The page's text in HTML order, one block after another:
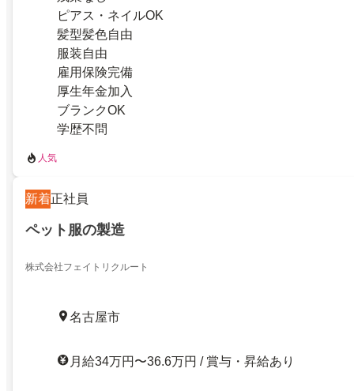
ピアス・ネイルOK
髪型髪色自由
服装自由
雇用保険完備
厚生年金加入
ブランクOK
学歴不問
人気
新着正社員
ペット服の製造
株式会社フェイトリクルート
名古屋市
月給34万円〜36.6万円 / 賞与・昇給あり